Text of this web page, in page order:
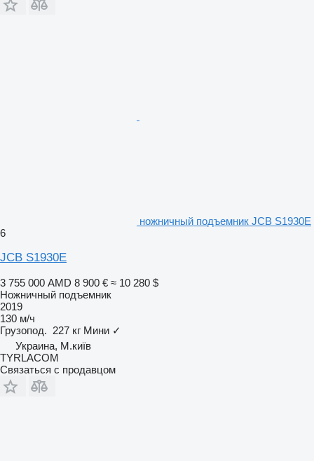
ножничный подъемник JCB S1930E
6
JCB S1930E
3 755 000 AMD 8 900 € ≈ 10 280 $
Ножничный подъемник
2019
130 м/ч
Грузопод. 227 кг Мини ✓
Украина, М.київ
TYRLACOM
Связаться с продавцом